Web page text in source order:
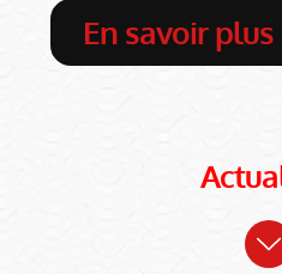
En savoir plus